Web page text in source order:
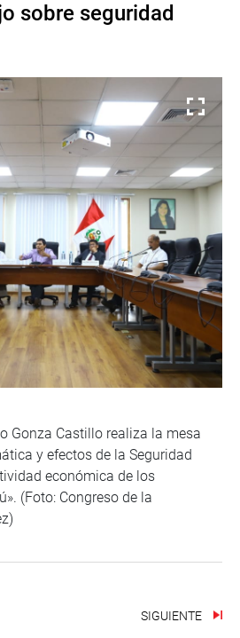
sobre seguridad
Gonza Castillo realiza la mesa
y efectos de la Seguridad
económica de los
(Foto: Congreso de la
SIGUIENTE